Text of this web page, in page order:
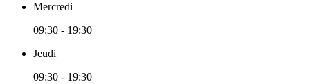
Mercredi
09:30 - 19:30
Jeudi
09:30 - 19:30